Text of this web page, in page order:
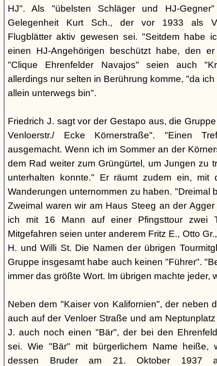
HJ". Als "übelsten Schläger und HJ-
Gelegenheit Kurt Sch., der vor 1933 als
Flugblätter aktiv gewesen sei. "Seitdem habe
einen HJ-Angehörigen beschützt habe, den
"Clique Ehrenfelder Navajos" seien auch
allerdings nur selten in Berührung komme, "da
allein unterwegs bin".
Friedrich J. sagt vor der Gestapo aus, die
Venloerstr./ Ecke Körnerstraße". "Einen
ausgemacht. Wenn ich im Sommer an der
dem Rad weiter zum Grüngürtel, um Jungen zu
unterhalten konnte." Er räumt zudem ein, mit
Wanderungen unternommen zu haben. "Dreimal
Zweimal waren wir am Haus Steeg an der
ich mit 16 Mann auf einer Pfingsttour zwei
Mitgefahren seien unter anderem Fritz E., Otto
H. und Willi St. Die Namen der übrigen
Gruppe insgesamt habe auch keinen "Führer".
immer das größte Wort. Im übrigen machte jeder,
Neben dem "Kaiser von Kalifornien", der neben
auch auf der Venloer Straße und am
J. auch noch einen "Bär", der bei den
sei. Wie "Bär" mit bürgerlichem Name heiße,
dessen Bruder am 21. Oktober 1937